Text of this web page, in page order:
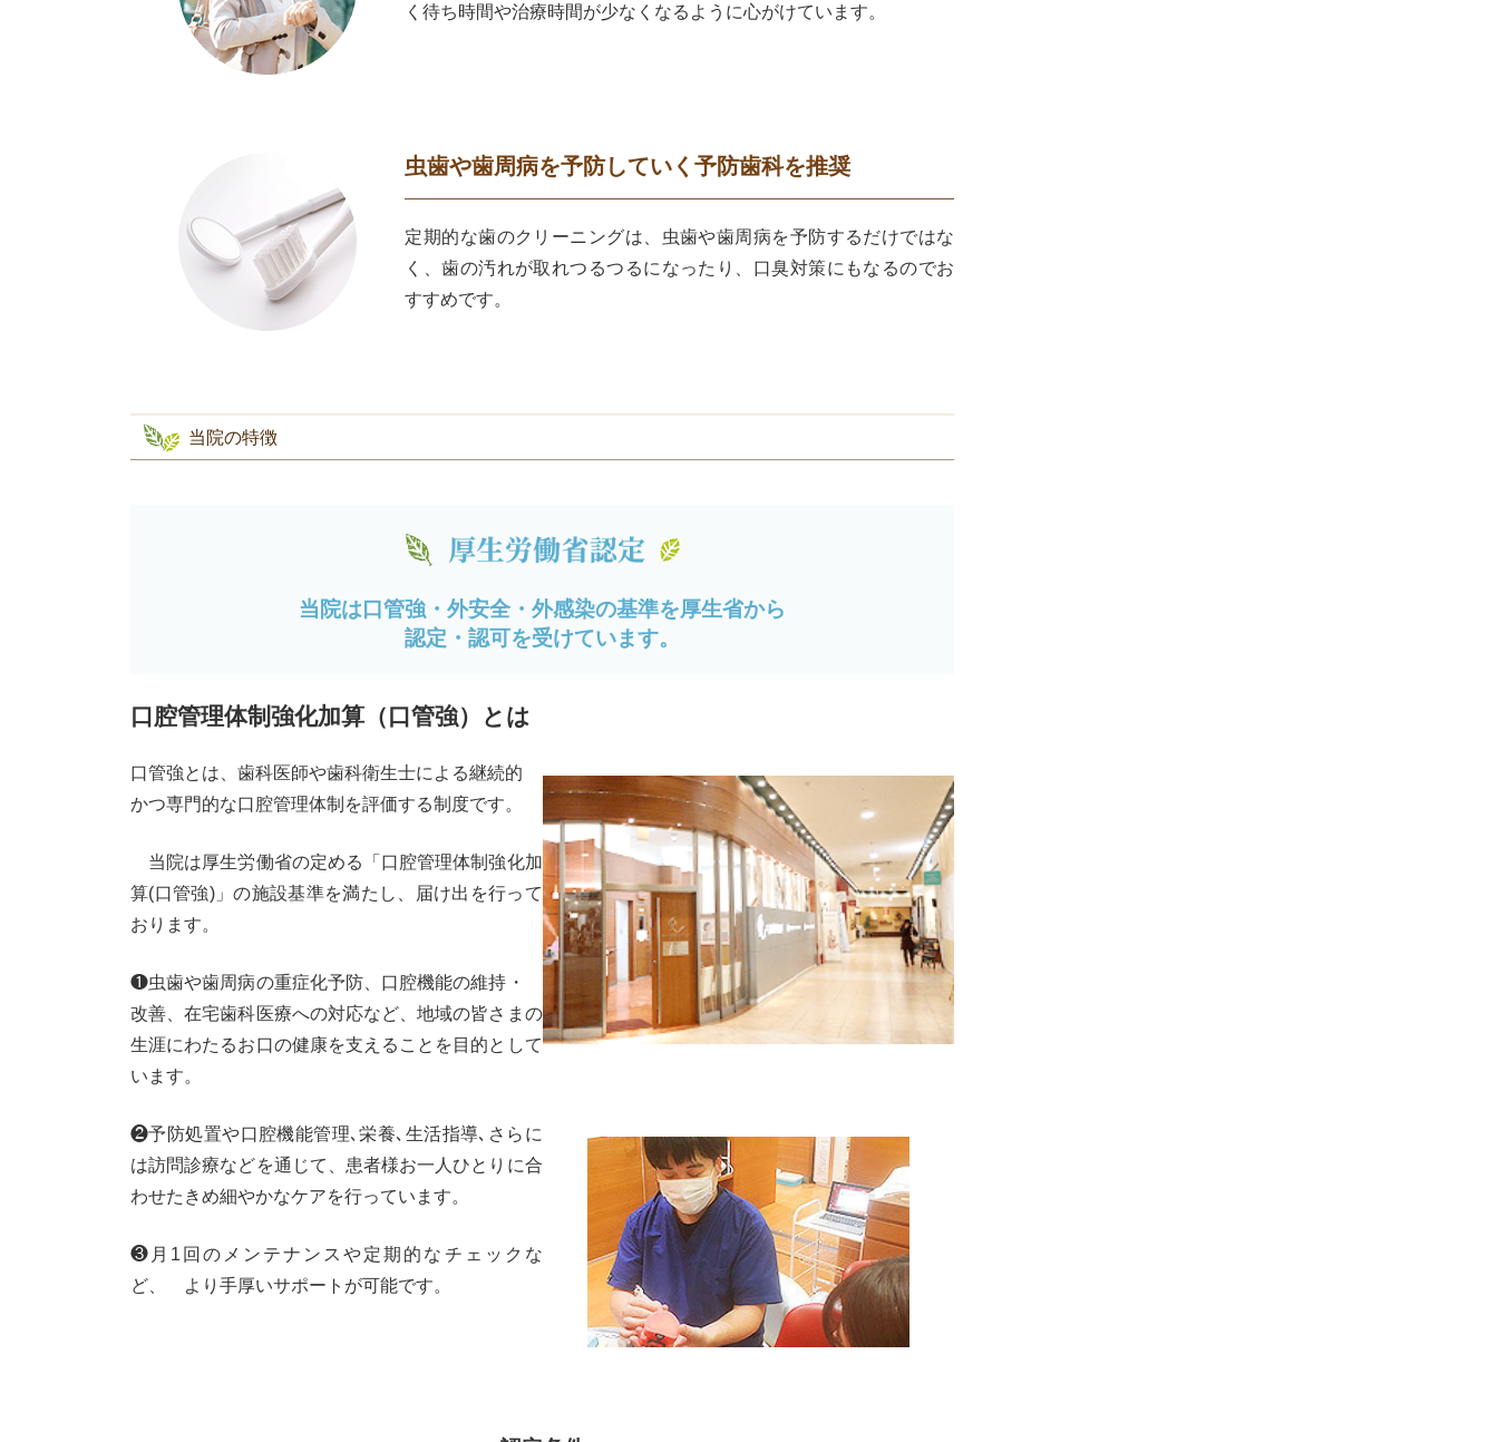
く待ち時間や治療時間が少なくなるように心がけています。
虫歯や歯周病を予防していく予防歯科を推奨
定期的な歯のクリーニングは、虫歯や歯周病を予防するだけではな
く、歯の汚れが取れつるつるになったり、口臭対策にもなるのでお
すすめです。
当院の特徴
当院は口管強・外安全・外感染の基準を厚生省から
認定・認可を受けています。
口腔管理体制強化加算（口管強）とは
口管強とは、歯科医師や歯科衛生士による継続的
かつ専門的な口腔管理体制を評価する制度です。
当院は厚生労働省の定める「口腔管理体制強化加
算(口管強)」の施設基準を満たし、届け出を行って
おります。
❶虫歯や歯周病の重症化予防、口腔機能の維持・
改善、在宅歯科医療への対応など、地域の皆さまの
生涯にわたるお口の健康を支えることを目的として
います。
❷予防処置や口腔機能管理､栄養､生活指導､さらに
は訪問診療などを通じて、患者様お一人ひとりに合
わせたきめ細やかなケアを行っています。
❸月1回のメンテナンスや定期的なチェックな
ど、 より手厚いサポートが可能です。